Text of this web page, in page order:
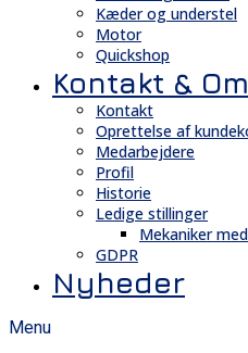
Kæder og understel
Motor
Quickshop
Kontakt & Om
Kontakt
Oprettelse af
Medarbejdere
Profil
Historie
Ledige stillinger
Mekaniker
GDPR
Nyheder
Menu